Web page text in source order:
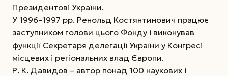
Президентові України.
У 1996–1997 рр. Ренольд Костянтинович працює
заступником голови цього Фонду і виконував
функції Секретаря делегації України у Конгресі
місцевих і регіональних влад Європи.
Р. К. Давидов – автор понад 100 наукових і